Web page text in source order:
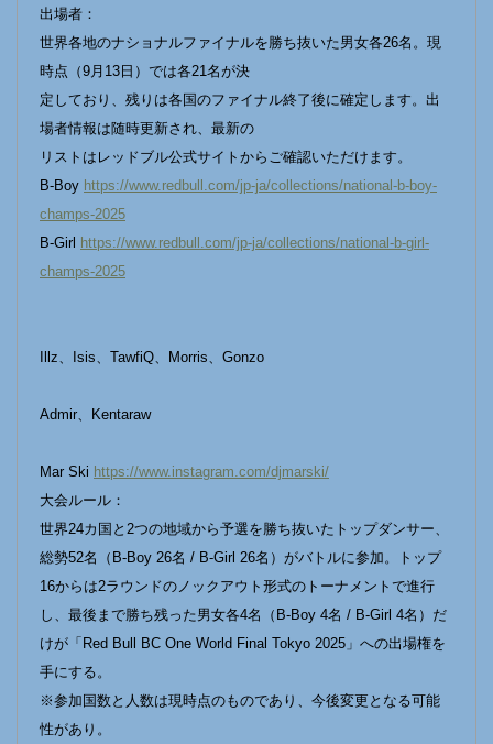
出場者：
世界各地のナショナルファイナルを勝ち抜いた男⼥各26名。現
時点（9⽉13⽇）では各21名が決
定しており、残りは各国のファイナル終了後に確定します。出
場者情報は随時更新され、最新の
リストはレッドブル公式サイトからご確認いただけます。
B-Boy https://www.redbull.com/jp-ja/collections/national-b-boy-
champs-2025
B-Girl https://www.redbull.com/jp-ja/collections/national-b-girl-
champs-2025
Illz、Isis、TawfiQ、Morris、Gonzo
Admir、Kentaraw
Mar Ski https://www.instagram.com/djmarski/
⼤会ルール：
世界24カ国と2つの地域から予選を勝ち抜いたトップダンサー、
総勢52名（B-Boy 26名 / B-Girl 26名）がバトルに参加。トップ
16からは2ラウンドのノックアウト形式のトーナメントで進⾏
し、最後まで勝ち残った男⼥各4名（B-Boy 4名 / B-Girl 4名）だ
けが「Red Bull BC One World Final Tokyo 2025」への出場権を
⼿にする。
※参加国数と⼈数は現時点のものであり、今後変更となる可能
性があり。